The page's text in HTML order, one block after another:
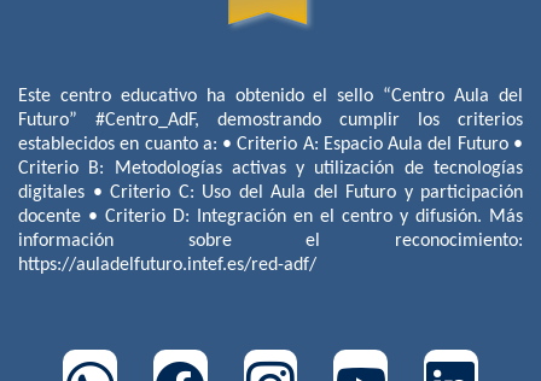
Este centro educativo ha obtenido el sello “Centro Aula del
Futuro” #Centro_AdF, demostrando cumplir los criterios
establecidos en cuanto a: • Criterio A: Espacio Aula del Futuro •
Criterio B: Metodologías activas y utilización de tecnologías
digitales • Criterio C: Uso del Aula del Futuro y participación
docente • Criterio D: Integración en el centro y difusión. Más
información sobre el reconocimiento:
https://auladelfuturo.intef.es/red-adf/